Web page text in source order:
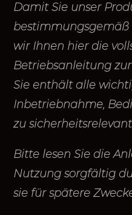
Damit Sie unser
bestimmungsgemäß
wir Ihnen hier die
Betriebsanleitung
Sie enthält alle
Inbetriebnahme,
zu
Bitte lesen Sie die
Nutzung sorgfältig
sie für spätere